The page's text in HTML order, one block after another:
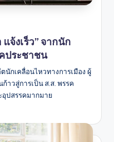
จ้งเร็ว” จากนัก
ประชาชน
นักเคลื่อนไหวทางการเมือง ผู้
าวสู่การเป็น ส.ส. พรรค
ปสรรคมากมาย